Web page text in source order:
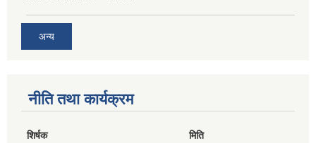
अन्य
नीति तथा कार्यक्रम
शिर्षक मिति